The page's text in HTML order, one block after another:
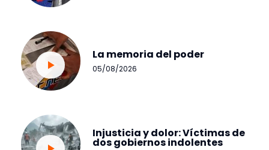
La memoria del poder
05/08/2026
Injusticia y dolor: Víctimas de
dos gobiernos indolentes